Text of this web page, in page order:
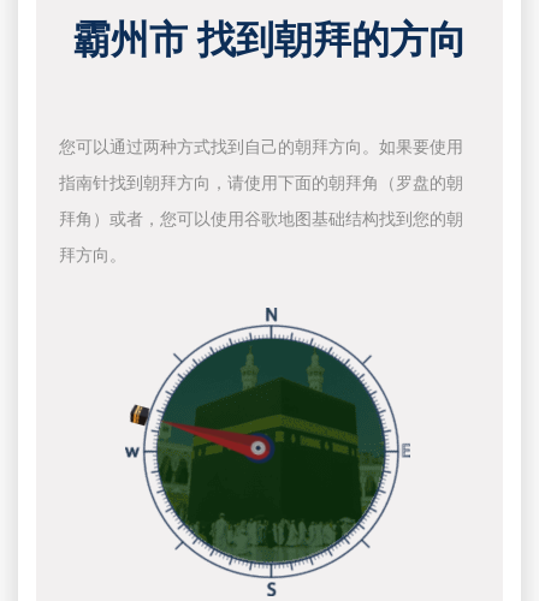
霸州市 找到朝拜的方向
您可以通过两种方式找到自己的朝拜方向。如果要使用
指南针找到朝拜方向，请使用下面的朝拜角（罗盘的朝
拜角）或者，您可以使用谷歌地图基础结构找到您的朝
拜方向。